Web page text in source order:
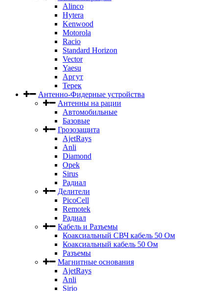
Alinco
Hytera
Kenwood
Motorola
Racio
Standard Horizon
Vector
Yaesu
Аргут
Терек
Антенно-Фидерные устройства
Антенны на рации
Автомобильные
Базовые
Грозозащита
AjetRays
Anli
Diamond
Opek
Sirus
Радиал
Делители
PicoCell
Remotek
Радиал
Кабель и Разъемы
Коаксиальный СВЧ кабель 50 Ом
Коаксиальный кабель 50 Ом
Разъемы
Магнитные основания
AjetRays
Anli
Sirio